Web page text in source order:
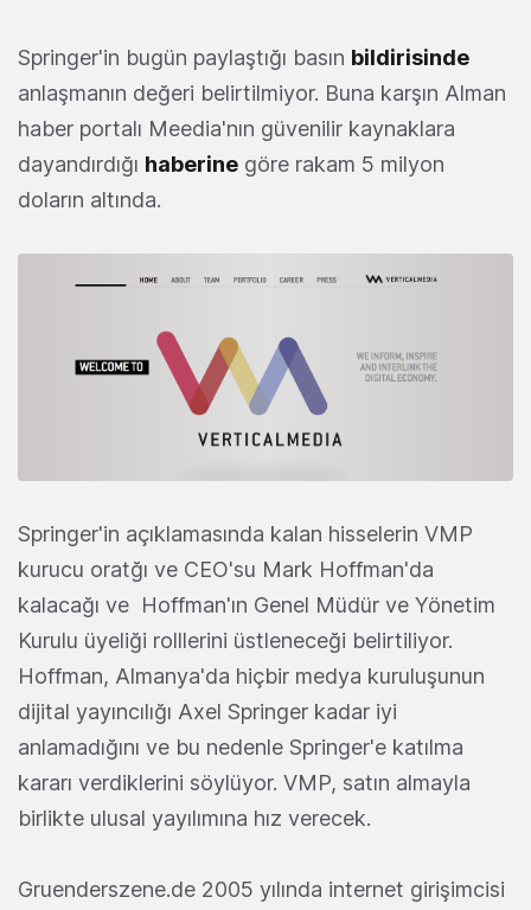
Springer'in bugün paylaştığı basın bildirisinde
anlaşmanın değeri belirtilmiyor. Buna karşın Alman
haber portalı Meedia'nın güvenilir kaynaklara
dayandırdığı haberine göre rakam 5 milyon
doların altında.
Springer'in açıklamasında kalan hisselerin VMP
kurucu oratğı ve CEO'su Mark Hoffman'da
kalacağı ve Hoffman'ın Genel Müdür ve Yönetim
Kurulu üyeliği rolllerini üstleneceği belirtiliyor.
Hoffman, Almanya'da hiçbir medya kuruluşunun
dijital yayıncılığı Axel Springer kadar iyi
anlamadığını ve bu nedenle Springer'e katılma
kararı verdiklerini söylüyor. VMP, satın almayla
birlikte ulusal yayılımına hız verecek.
Gruenderszene.de 2005 yılında internet girişimcisi